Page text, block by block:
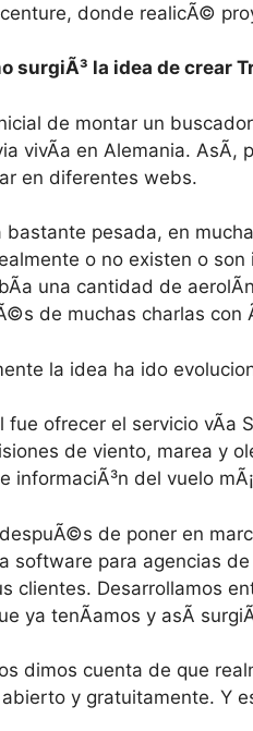
donde realicÃ©
surgiÃ³ la idea de crear
de montar un
vivÃ­a en Alemania. AsÃ­,
en diferentes webs.
bastante pesada, en
o no existen o
una cantidad de
de muchas charlas con
la idea ha ido
fue ofrecer el servicio vÃ­a
de viento, marea y
informaciÃ³n del vuelo
de poner en
software para agencias
clientes. Desarrollamos
ya tenÃ­amos y asÃ­
dimos cuenta de que
y gratuitamente. Y